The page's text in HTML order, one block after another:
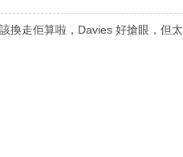
換走佢算啦，Davies 好搶眼，但